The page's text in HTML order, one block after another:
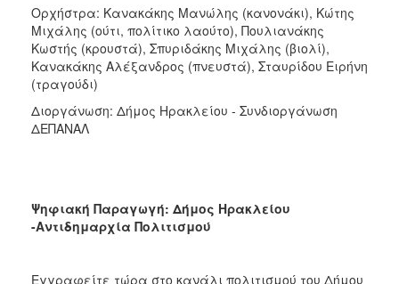
Ορχήστρα: Κανακάκης Μανώλης (κανονάκι), Κώτης
Μιχάλης (ούτι, πολίτικο λαούτο), Πουλιανάκης
Κωστής (κρουστά), Σπυριδάκης Μιχάλης (βιολί),
Κανακάκης Αλέξανδρος (πνευστά), Σταυρίδου Ειρήνη
(τραγούδι)
Διοργάνωση: Δήμος Ηρακλείου - Συνδιοργάνωση
ΔΕΠΑΝΑΛ
Ψηφιακή Παραγωγή: Δήμος Ηρακλείου
-Αντιδημαρχία Πολιτισμού
Εγγραφείτε τώρα στο κανάλι πολιτισμού του Δήμου